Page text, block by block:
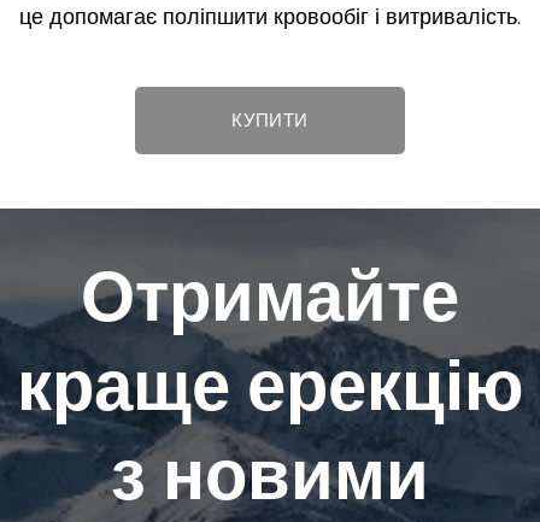
це допомагає поліпшити кровообіг і витривалість.
КУПИТИ
Отримайте
краще ерекцію
з новими